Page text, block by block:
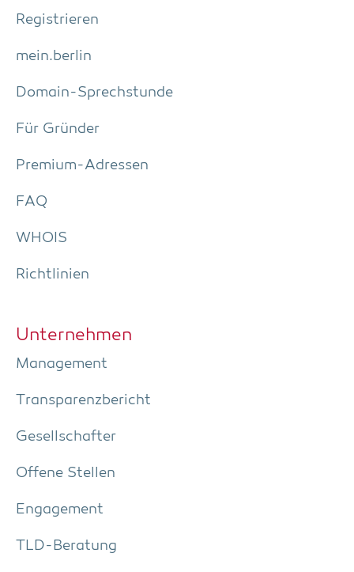
Regis­trie­ren
mein.berlin
Domain-Sprech­stun­de
Für Grün­der
Pre­­mi­um-Adres­­sen
FAQ
WHOIS
Richt­li­ni­en
Unter­neh­men
Manage­ment
Trans­pa­renz­be­richt
Gesell­schaf­ter
Offe­ne Stellen
Enga­ge­ment
TLD-Bera­tung